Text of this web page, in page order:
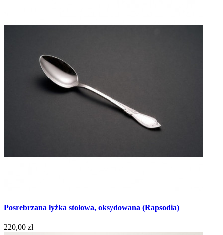
Posrebrzana łyżka stołowa, oksydowana (Rapsodia)
220,00 zł